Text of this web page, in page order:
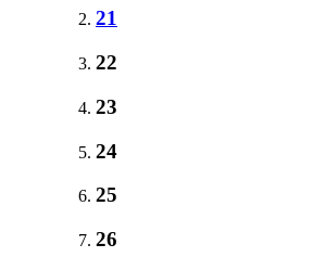
21
22
23
24
25
26